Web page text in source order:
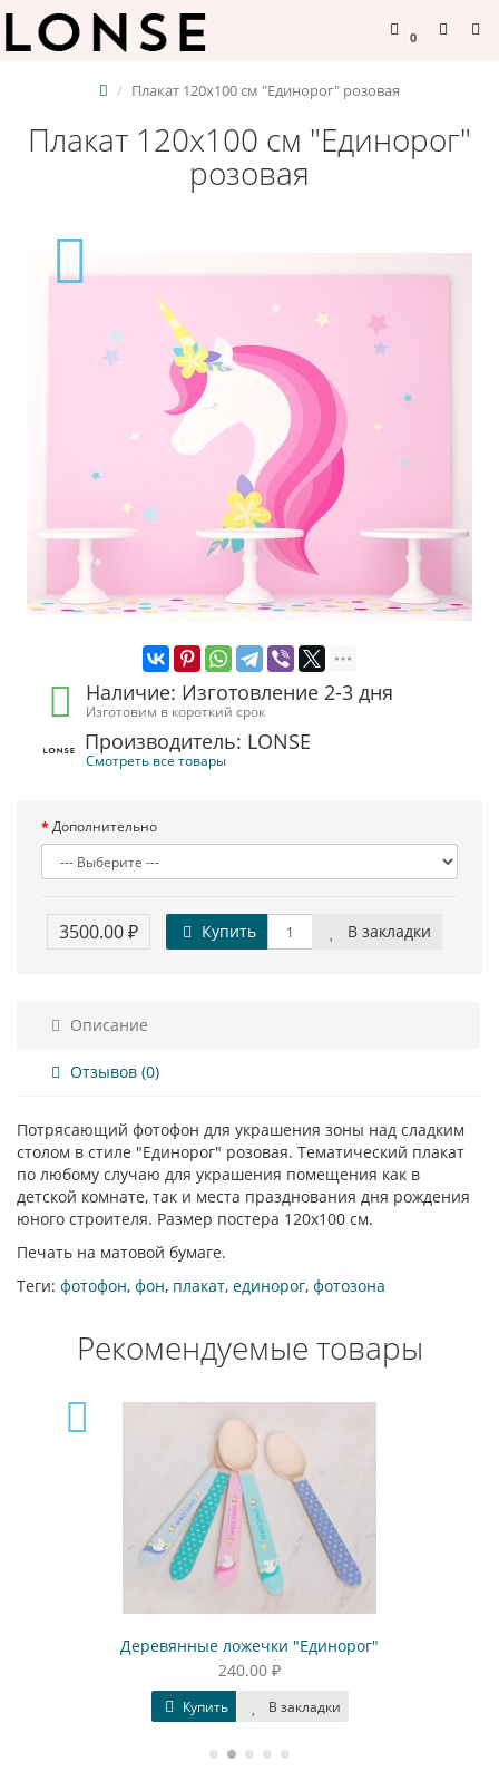
0
Плакат 120х100 см "Единорог" розовая
Плакат 120х100 см "Единорог"
розовая
Наличие: Изготовление 2-3 дня
Изготовим в короткий срок
Производитель: LONSE
Смотреть все товары
Дополнительно
3500.00 ₽ Купить В закладки
Описание
Отзывов (0)
Потрясающий фотофон для украшения зоны над сладким
столом в стиле "Единорог" розовая. Тематический плакат
по любому случаю для украшения помещения как в
детской комнате, так и места празднования дня рождения
юного строителя. Размер постера 120х100 см.
Печать на матовой бумаге.
Теги: фотофон, фон, плакат, единорог, фотозона
Рекомендуемые товары
Деревянные ложечки "Единорог"
240.00 ₽
Купить В закладки